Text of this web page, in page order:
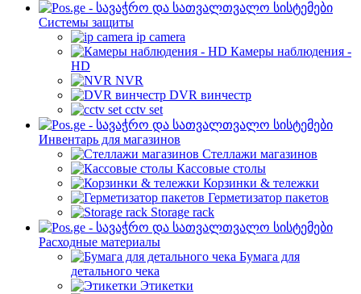
Cистемы защиты
ip camera
Камеры наблюдения -
HD
NVR
DVR винчестр
cctv set
Инвентарь для магазинов
Стеллажи магазинов
Кассовые столы
Корзинки & тележки
Герметизатор пакетов
Storage rack
Расходные материалы
Бумага для
детального чека
Этикетки